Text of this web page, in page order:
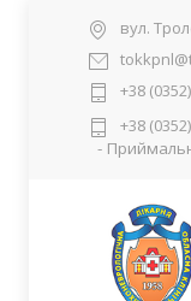
вул.
+38
+38
-